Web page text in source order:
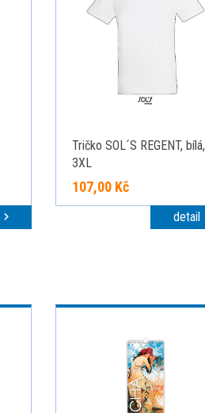
Tričko SOL´S REGENT, bílá,
3XL
107,00 Kč
detail